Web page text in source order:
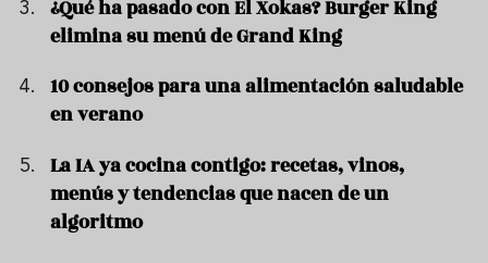
¿Qué ha pasado con El Xokas? Burger King
elimina su menú de Grand King
10 consejos para una alimentación saludable
en verano
La IA ya cocina contigo: recetas, vinos,
menús y tendencias que nacen de un
algoritmo